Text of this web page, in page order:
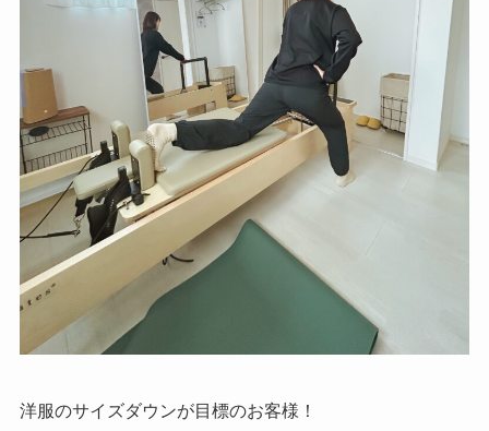
洋服のサイズダウンが目標のお客様！